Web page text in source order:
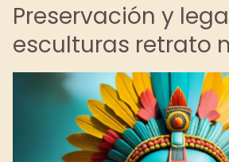
Preservación y
esculturas retrato